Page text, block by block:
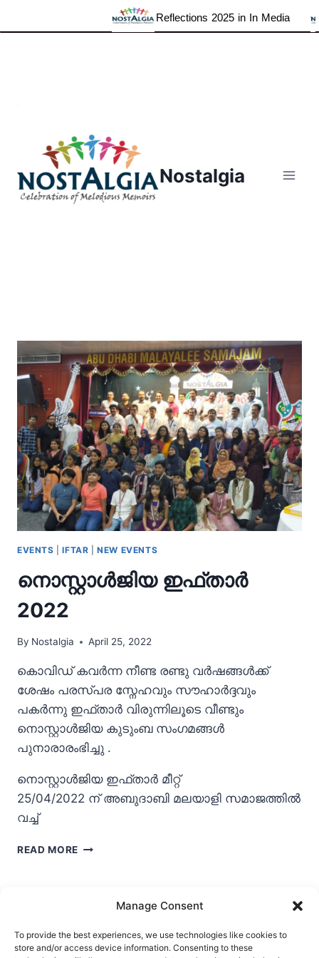
Manage Consent
To provide the best experiences, we use technologies like cookies to
store and/or access device information. Consenting to these
Reflections 2025 in In Media
Nostalgia
EVENTS |IFTAR |NEW EVENTS
നൊസ്റ്റാൾജിയ ഇഫ്താർ
2022
By Nostalgia April 25, 2022
കൊവിഡ് കവർന്ന നീണ്ട രണ്ടു വർഷങ്ങൾക്ക്
ശേഷം പരസ്പര സ്നേഹവും സൗഹാർദ്ദവും
പകർന്നു ഇഫ്താർ വിരുന്നിലൂടെ വീണ്ടും
നൊസ്റ്റാൾജിയ കുടുംബ സംഗമങ്ങൾ
പുനാരാരംഭിച്ചു .
നൊസ്റ്റാൾജിയ ഇഫ്താർ മീറ്റ്
25/04/2022 ന് അബുദാബി മലയാളി സമാജത്തിൽ
വച്ച്
READ MORE നൊസ്റ്റാൾജിയ